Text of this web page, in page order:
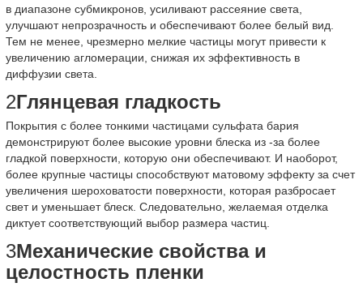
в диапазоне субмикронов, усиливают рассеяние света,
улучшают непрозрачность и обеспечивают более белый вид.
Тем не менее, чрезмерно мелкие частицы могут привести к
увеличению агломерации, снижая их эффективность в
диффузии света.
2Глянцевая гладкость
Покрытия с более тонкими частицами сульфата бария
демонстрируют более высокие уровни блеска из -за более
гладкой поверхности, которую они обеспечивают. И наоборот,
более крупные частицы способствуют матовому эффекту за счет
увеличения шероховатости поверхности, которая разбросает
свет и уменьшает блеск. Следовательно, желаемая отделка
диктует соответствующий выбор размера частиц.
3Механические свойства и
целостность пленки